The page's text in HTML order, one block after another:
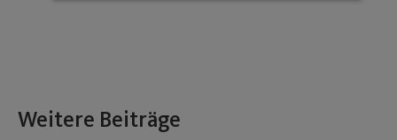
Weitere Beiträge